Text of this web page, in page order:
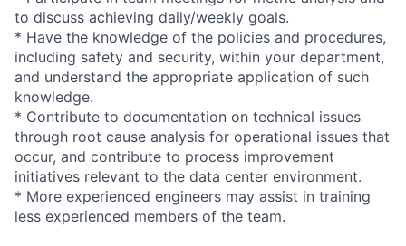
to discuss achieving daily/weekly goals.
* Have the knowledge of the policies and procedures,
including safety and security, within your department,
and understand the appropriate application of such
knowledge.
* Contribute to documentation on technical issues
through root cause analysis for operational issues that
occur, and contribute to process improvement
initiatives relevant to the data center environment.
* More experienced engineers may assist in training
less experienced members of the team.